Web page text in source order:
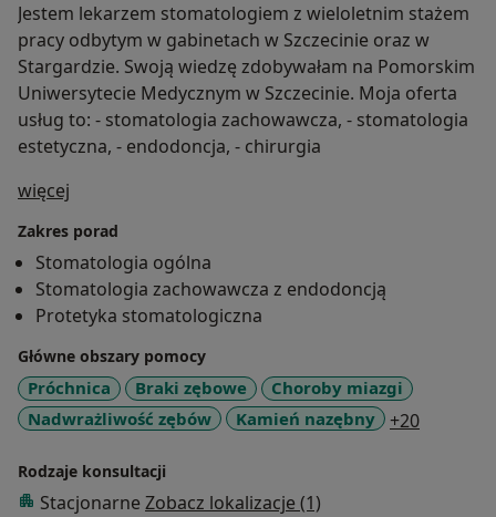
Jestem lekarzem stomatologiem z wieloletnim stażem
pracy odbytym w gabinetach w Szczecinie oraz w
Stargardzie. Swoją wiedzę zdobywałam na Pomorskim
Uniwersytecie Medycznym w Szczecinie. Moja oferta
usług to: - stomatologia zachowawcza, - stomatologia
estetyczna, - endodoncja, - chirurgia
więcej
Zakres porad
Stomatologia ogólna
Stomatologia zachowawcza z endodoncją
Protetyka stomatologiczna
Główne obszary pomocy
Próchnica Braki zębowe
Choroby miazgi
Nadwrażliwość zębów
Kamień nazębny +20
Rodzaje konsultacji
Stacjonarne Zobacz lokalizacje (1)